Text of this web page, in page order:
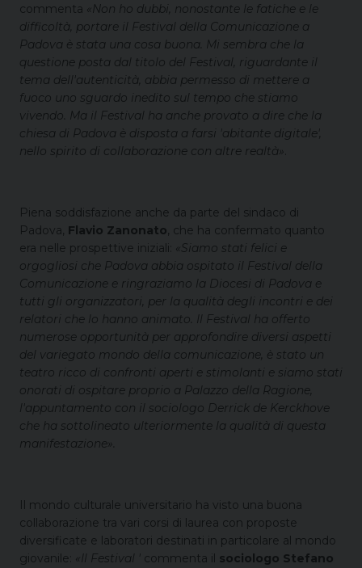
commenta «Non ho dubbi, nonostante le fatiche e le
difficoltà, portare il Festival della Comunicazione a
Padova è stata una cosa buona. Mi sembra che la
questione posta dal titolo del Festival, riguardante il
tema dell'autenticità, abbia permesso di mettere a
fuoco uno sguardo inedito sul tempo che stiamo
vivendo. Ma il Festival ha anche provato a dire che la
chiesa di Padova è disposta a farsi 'abitante digitale',
nello spirito di collaborazione con altre realtà»
Piena soddisfazione anche da parte del sindaco di
Padova, Flavio Zanonato, che ha confermato quanto
era nelle prospettive iniziali: «Siamo stati felici e
orgogliosi che Padova abbia ospitato il Festival della
Comunicazione e ringraziamo la Diocesi di Padova e
tutti gli organizzatori, per la qualità degli incontri e dei
relatori che lo hanno animato. Il Festival ha offerto
numerose opportunità per approfondire diversi aspetti
del variegato mondo della comunicazione, è stato un
teatro ricco di confronti aperti e stimolanti e siamo stati
onorati di ospitare proprio a Palazzo della Ragione,
l'appuntamento con il sociologo Derrick de Kerckhove
che ha sottolineato ulteriormente la qualità di questa
manifestazione».
Il mondo culturale universitario ha visto una buona
collaborazione tra vari corsi di laurea con proposte
diversificate e laboratori destinati in particolare al mondo
giovanile: «Il Festival ' commenta il sociologo Stefano